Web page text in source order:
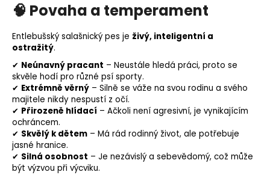
🧠 Povaha a temperament
Entlebušský salašnický pes je živý, inteligentní a
ostražitý.
✔ Neúnavný pracant – Neustále hledá práci, proto se
skvěle hodí pro různé psí sporty.
✔ Extrémně věrný – Silně se váže na svou rodinu a svého
majitele nikdy nespustí z očí.
✔ Přirozeně hlídací – Ačkoli není agresivní, je vynikajícím
ochráncem.
✔ Skvělý k dětem – Má rád rodinný život, ale potřebuje
jasné hranice.
✔ Silná osobnost – Je nezávislý a sebevědomý, což může
být výzvou při výcviku.